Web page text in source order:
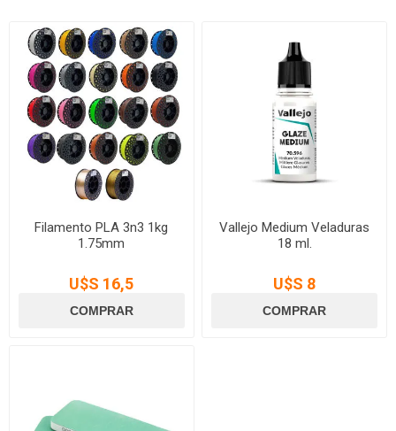
Filamento PLA 3n3 1kg
1.75mm
U$S 16,5
Vallejo Medium Veladuras
18 ml.
U$S 8